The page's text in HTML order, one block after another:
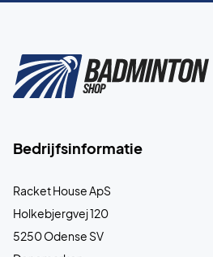
Bedrijfsinformatie
Racket House ApS
Holkebjergvej 120
5250 Odense SV